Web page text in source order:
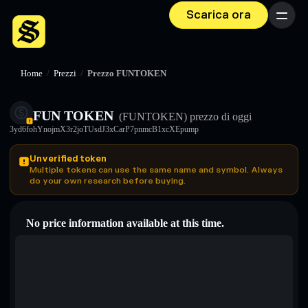
Scarica ora Menu
Home / Prezzi / Prezzo FUNTOKEN
FUN TOKEN (FUNTOKEN) prezzo di oggi
3yd6fohYnojmX3r2joTUsdJ3xCarP7pnmcB1xcXEpump
Unverified token
Multiple tokens can use the same name and symbol. Always
do your own research before buying.
No price information available at this time.